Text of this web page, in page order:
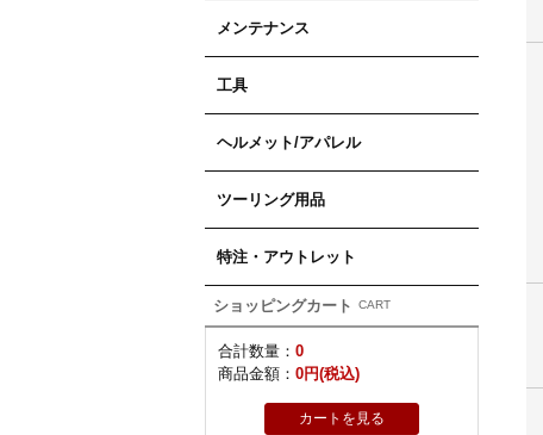
メンテナンス
工具
ヘルメット/アパレル
ツーリング用品
特注・アウトレット
ショッピングカート CART
合計数量： 0
商品金額： 0円(税込)
カートを見る